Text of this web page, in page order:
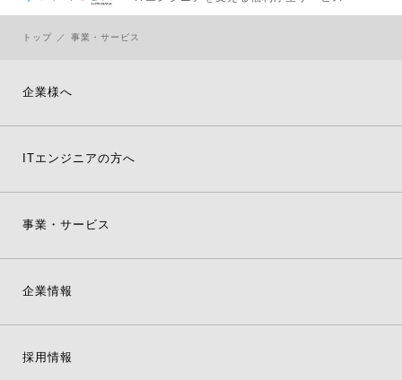
トップ 事業・サービス
企業様へ
ITエンジニアの方へ
事業・サービス
企業情報
採用情報